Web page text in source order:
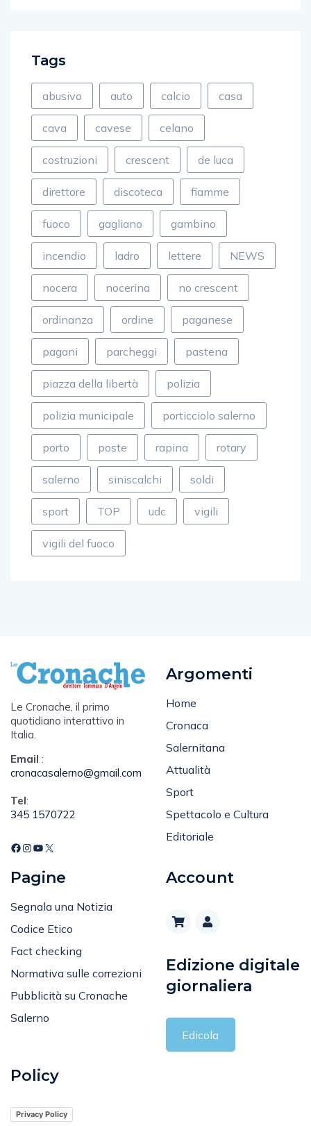
abusivo auto calcio casa
cava cavese celano
costruzioni crescent de luca
direttore discoteca fiamme
fuoco gagliano gambino
incendio ladro lettere NEWS
nocera nocerina no crescent
ordinanza ordine paganese
pagani parcheggi pastena
piazza della libertà polizia
polizia municipale porticciolo salerno
porto poste rapina rotary
salerno siniscalchi soldi
sport TOP udc vigili
vigili del fuoco
Le Cronache, il primo
quotidiano interattivo in
Italia.
cronacasalerno@gmail.com
345 1570722
Cronaca
Salernitana
Attualità
Sport
Spettacolo e Cultura
Editoriale
Codice Etico
Fact checking
Normativa sulle correzioni
Pubblicità su Cronache
Salerno
giornaliera
Edicola